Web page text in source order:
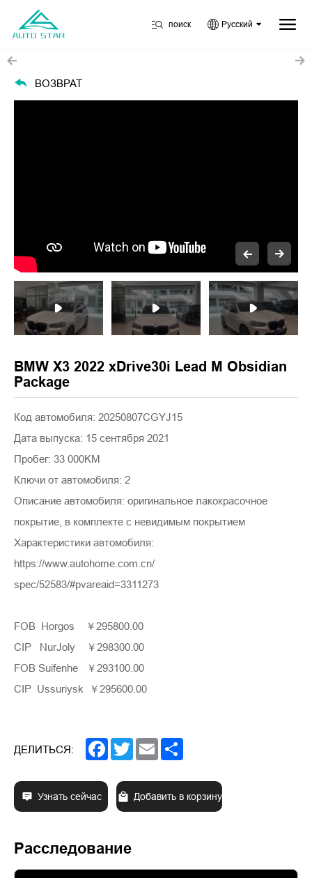
поиск Русский
ВОЗВРАТ
BMW X3 2022 xDrive30i Lead M Obsidian
Package
Код автомобиля: 20250807CGYJ15
Дата выпуска: 15 сентября 2021
Пробег: 33 000KM
Ключи от автомобиля: 2
Описание автомобиля: оригинальное лакокрасочное
покрытие, в комплекте с невидимым покрытием
Характеристики автомобиля:
https://www.autohome.com.cn/
spec/52583/#pvareaid=3311273
FOB Horgos ￥295800.00
CIP NurJoly ￥298300.00
FOB Suifenhe ￥293100.00
CIP Ussuriysk ￥295600.00
ДЕЛИТЬСЯ: Facebook
TwitterEmail
Узнать сейчас Добавить в корзину
Расследование